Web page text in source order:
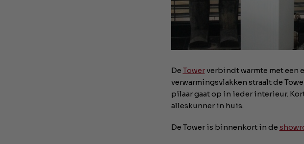
De Towerverbindt warmte met een
verwarmingsvlakken straalt de
pilaar gaat op in ieder interieur.
alleskunner in huis.
De Tower is binnenkort in de